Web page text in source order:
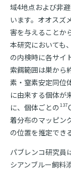
域4地点および非
います。オオスズ
害を与えることか
本研究においても
の内検時に各サイ
索餌範囲は巣から
素・窒素安定同位
に由来する個体が
に、個体ごとの 137
着分布のマッピン
の位置を推定でき
パブレンコ研究員
シアンブルー飼料